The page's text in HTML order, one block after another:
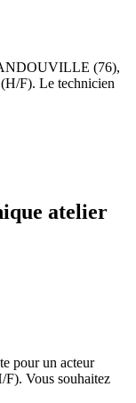
(76),
F). Le technicien
atelier
pour un acteur
Vous souhaitez